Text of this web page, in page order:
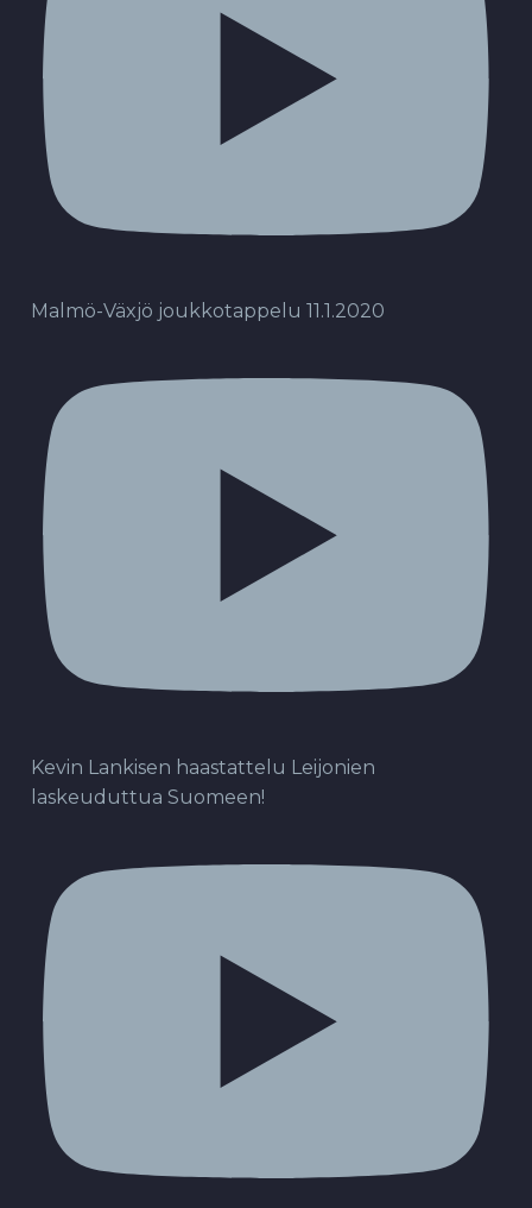
Malmö-Växjö joukkotappelu 11.1.2020
Kevin Lankisen haastattelu Leijonien
laskeuduttua Suomeen!